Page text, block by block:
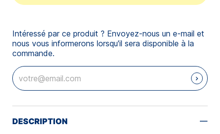
Intéressé par ce produit ? Envoyez-nous un e-mail et
nous vous informerons lorsqu'il sera disponible à la
commande.
DESCRIPTION